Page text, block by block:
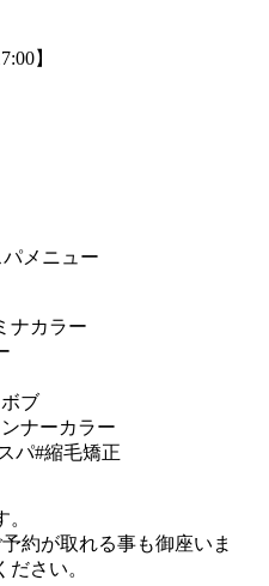
】
メニュー
ナカラー
ブ
ナーカラー
パ#縮毛矯正
約が取れる事も御座いま
さい。